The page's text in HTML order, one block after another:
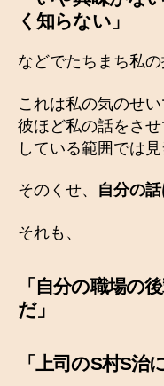
く知らない」
などでたちまち私の
これは私の気のせ
彼ほど私の話をさ
している範囲では見
そのくせ、 自分の話
それも、
「自分の職場の
だ」
「上司のS村S治